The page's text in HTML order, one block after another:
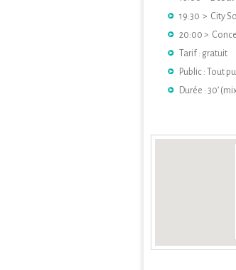
19:30 > City
20:00 >
Tarif : gratuit
Public : Tout
Durée : 30’